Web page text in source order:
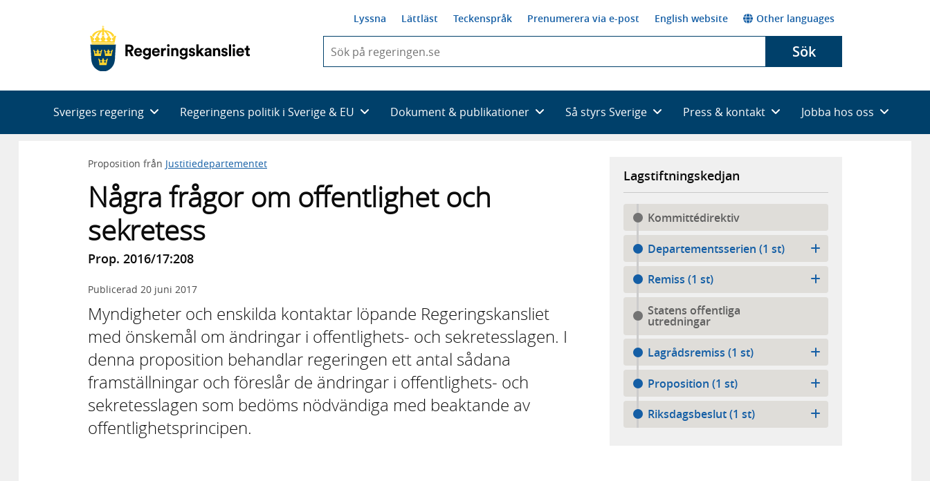
Lyssna Lättläst Teckenspråk Prenumerera via e-post English website Other languages
du
skriva
framträder
en
Sök
Sveriges regering Regeringens politik i Sverige & EU Dokument & publikationer Så styrs Sverige Press & kontakt Jobba hos oss
Proposition från Justitiedepartementet
Några frågor om offentlighet och
sekretess
Prop. 2016/17:208
Publicerad 20 juni 2017
Myndigheter och enskilda kontaktar löpande Regeringskansliet
med önskemål om ändringar i offentlighets- och sekretesslagen. I
denna proposition behandlar regeringen ett antal sådana
framställningar och föreslår de ändringar i offentlighets- och
sekretesslagen som bedöms nödvändiga med beaktande av
offentlighetsprincipen.
Lagstiftningskedjan
Kommittédirektiv
Departementsserien (1 st)
Remiss (1 st)
Statens offentliga
utredningar
Lagrådsremiss (1 st)
Proposition (1 st)
Riksdagsbeslut (1 st)